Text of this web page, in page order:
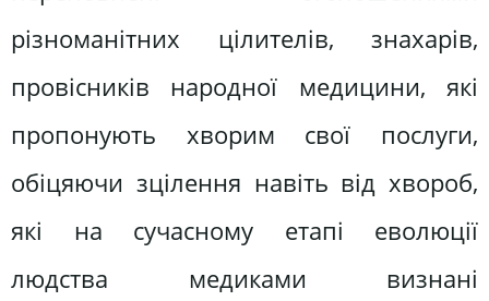
різноманітних цілителів, знахарів,
провісників народної медицини, які
пропонують хворим свої послуги,
обіцяючи зцілення навіть від хвороб,
які на сучасному етапі еволюції
людства медиками визнані